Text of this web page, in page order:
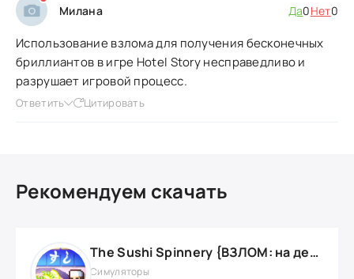
Милана Да0Нет0
Использование взлома для получения бесконечных
бриллиантов в игре Hotel Story несправедливо и
разрушает игровой процесс.
Ответить Цитировать
Рекомендуем скачать
The Sushi Spinnery {ВЗЛОМ: на деньги}
Симуляторы